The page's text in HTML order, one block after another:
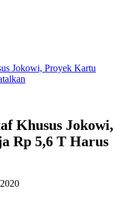
Jokowi, Proyek Kartu
Khusus Jokowi,
Rp 5,6 T Harus